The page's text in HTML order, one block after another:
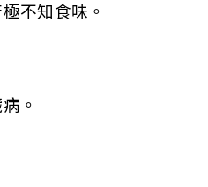
不知食味。
。